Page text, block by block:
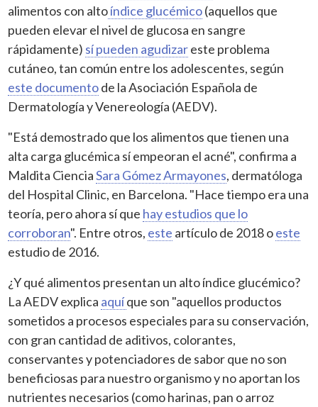
alimentos con altoíndice glucémico(aquellos que
pueden elevar el nivel de glucosa en sangre
rápidamente) sí pueden agudizareste problema
cutáneo, tan común entre los adolescentes, según
este documentode la Asociación Española de
Dermatología y Venereología (AEDV).
"Está demostrado que los alimentos que tienen una
alta carga glucémica sí empeoran el acné", confirma a
Maldita CienciaSara Gómez Armayones, dermatóloga
del Hospital Clinic, en Barcelona. "Hace tiempo era una
teoría, pero ahora sí que hay estudios que lo
corroboran". Entre otros, este artículo de 2018 oeste
estudio de 2016.
¿Y qué alimentos presentan un alto índice glucémico?
La AEDV explica aquíque son "aquellos productos
sometidos a procesos especiales para su conservación,
con gran cantidad de aditivos, colorantes,
conservantes y potenciadores de sabor que no son
beneficiosas para nuestro organismo y no aportan los
nutrientes necesarios (como harinas, pan o arroz